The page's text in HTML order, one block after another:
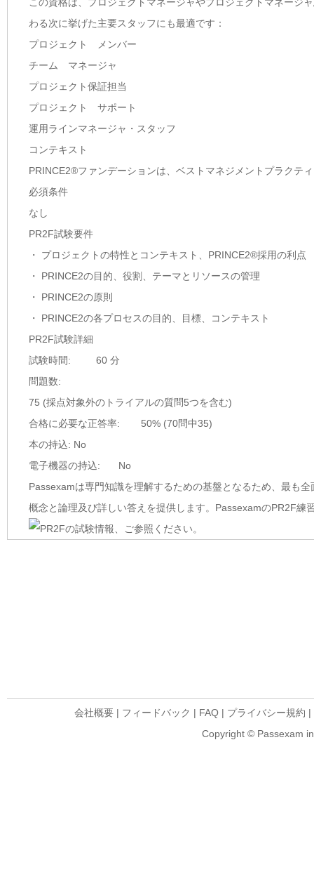
わる次に挙げた主要スタッフにも最適です：
プロジェクト メンバー
チーム マネージャ
プロジェクト保証担当
プロジェクト サポート
運用ラインマネージャ・スタッフ
コンテキスト
PRINCE2®ファンデーションは、ベストマネジメントプラクテ
必須条件
なし
PR2F試験要件
・ プロジェクトの特性とコンテキスト、PRINCE2®採用の利点
・ PRINCE2の目的、役割、テーマとリソースの管理
・ PRINCE2の原則
・ PRINCE2の各プロセスの目的、目標、コンテキスト
PR2F試験詳細
試験時間:
60 分
問題数:
75 (採点対象外のトライアルの質問5つを含む)
合格に必要な正答率:
50% (70問中35)
本の持込: No
電子機器の持込:
No
Passexamは専門知識を理解するための基盤となるため、最も
概念と論理及び詳しい答えを提供します。PassexamのPR2F
会社概要 | フィードバック | FAQ | プライバシー規約 |
Copyright © Passexam